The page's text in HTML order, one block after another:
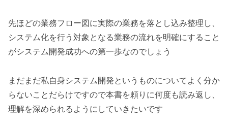
先ほどの業務フロー図に実際の業務を落とし込み整理し、
システム化を行う対象となる業務の流れを明確にすること
がシステム開発成功への第一歩なのでしょう
まだまだ私自身システム開発というものについてよく分か
らないことだらけですので本書を頼りに何度も読み返し、
理解を深められるようにしていきたいです